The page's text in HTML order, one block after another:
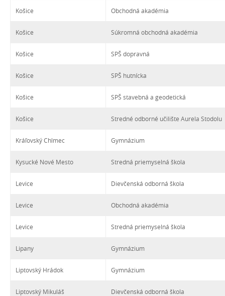
Košice Obchodná akadémia
Košice Súkromná obchodná akadémia
Košice SPŠ dopravná
Košice SPŠ hutnícka
Košice SPŠ stavebná a geodetická
Košice Stredné odborné učilište Aurela Stodolu
Kráľovský Chlmec Gymnázium
Kysucké Nové Mesto Stredná priemyselná škola
Levice Dievčenská odborná škola
Levice Obchodná akadémia
Levice Stredná priemyselná škola
Lipany Gymnázium
Liptovský Hrádok Gymnázium
Liptovský Mikuláš Dievčenská odborná škola